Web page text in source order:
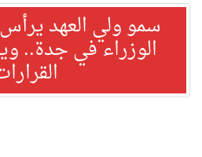
سمو ولي العهد
الوزراء في جدة..